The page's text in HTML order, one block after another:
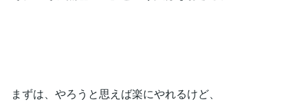
まずは、やろうと思えば楽にやれるけど、